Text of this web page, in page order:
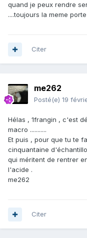
quand je peux rendre
....toujours la meme porte
Citer
me262
Posté(e) 19
Hélas , 1frangin , c'est
macro ...........
Et puis , pour que tu te
cinquantaine
qui méritent de rentrer
l'acide .
me262
Citer